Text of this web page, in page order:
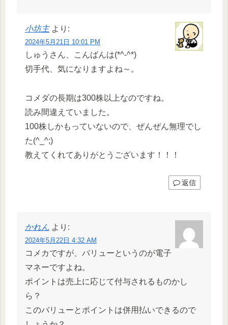
小坊主 より:
2024年5月21日 10:01 PM
しゅうさん、こんばんは(*^-^*)
切手代、気になりますよね～。
コメダの長期は300株以上なのですね。
読み間違えていました。
100株しかもっていないので、ぜんぜん無理でし
た(^_^;)
教えてくれてありがとうございます！！！
返信
かれん より:
2024年5月22日 4:32 AM
コメカですが、バリューというのが電子
マネーですよね。
ポイントは売上に応じて付与されるものかし
ら？
このバリューとポイントは併用払いできるので